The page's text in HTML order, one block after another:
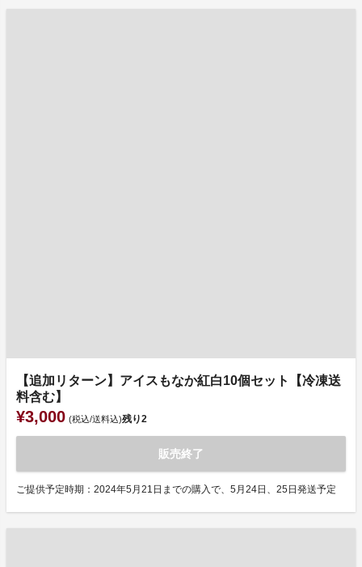
【追加リターン】アイスもなか紅白10個セット【冷凍送
料含む】
¥3,000 (税込/送料込)残り2
販売終了
ご提供予定時期：2024年5月21日までの購入で、5月24日、25日発送予定